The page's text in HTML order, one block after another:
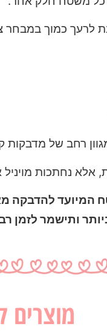
לרעך כמוך במבחר
רחב של מדבקות
אלא נחתכות
המיועד להדבקה
ותישמר לזמן
מוצרים